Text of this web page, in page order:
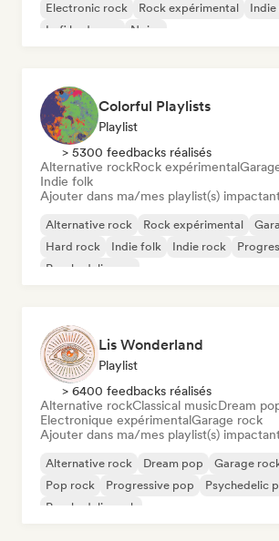
Electronic rock
Rock expérimental
Lofi bedroom
Noise
Colorful Playlists
Playlist
> 5300 feedbacks réalisés
Alternative rockRock expérimental
Indie folk
Ajouter dans ma/mes playlist(s)
Alternative rock Rock expérimental
Hard rock
Indie folk Indie rock
Psychedelic pop
Lis Wonderland
Playlist
> 6400 feedbacks réalisés
Alternative rockClassical musicDream
Electronique expérimentalGarage rock
Ajouter dans ma/mes playlist(s)
Alternative rock Dream pop Garage
Pop rock
Progressive pop
Psychedelic
Psychedelic rock